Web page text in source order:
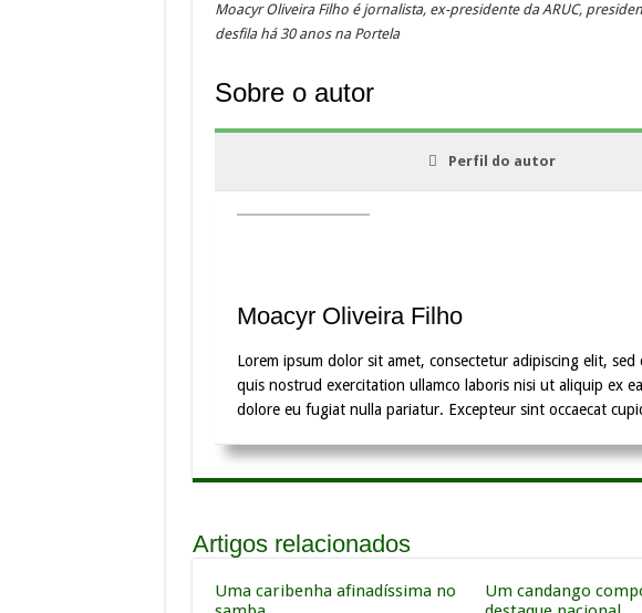
Moacyr Oliveira Filho é jornalista, ex-presidente da ARUC,
desfila há 30 anos na Portela
Sobre o autor
Perfil do autor
Moacyr Oliveira Filho
Lorem ipsum dolor sit amet, consectetur adipiscing elit,
quis nostrud exercitation ullamco laboris nisi ut aliquip ex
dolore eu fugiat nulla pariatur. Excepteur sint occaecat
Artigos relacionados
Uma caribenha afinadíssima no
Um candango